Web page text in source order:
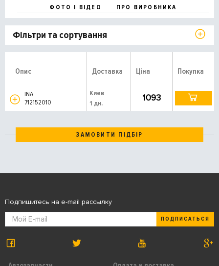
ФОТО І ВІДЕО
ПРО ВИРОБНИКА
Фільтри та сортування
Опис Доставка Ціна Покупка
INA
712152010
Киев
1 дн.
1093
ЗАМОВИТИ ПІДБІР
Подпишитесь на e-mail рассылку
ПОДПИСАТЬСЯ